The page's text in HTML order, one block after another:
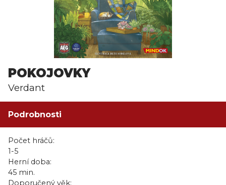
POKOJOVKY
Verdant
Podrobnosti
Počet hráčů:
1-5
Herní doba:
45 min.
Doporučený věk: